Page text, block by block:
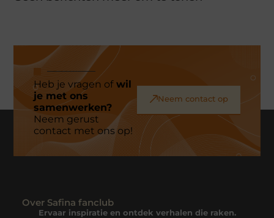
Heb je vragen ofwil
je met ons
samenwerken?
Neem gerust
contact met ons op!
Neem contact op
Over Safina fanclub
Ervaar inspiratie en ontdek verhalen die raken.